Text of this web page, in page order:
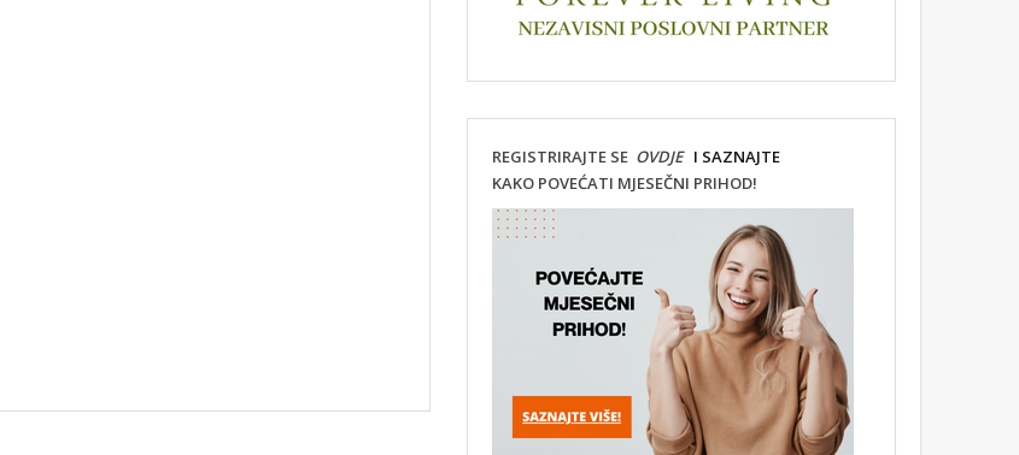
REGISTRIRAJTE SE OVDJEI SAZNAJTE
KAKO POVEĆATI MJESEČNI PRIHOD!